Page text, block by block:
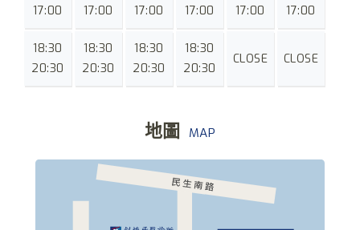
17:00
17:00
17:00
17:00
17:00
17:00
18:30
20:30
18:30
20:30
18:30
20:30
18:30
20:30
CLOSE CLOSE
地圖 MAP